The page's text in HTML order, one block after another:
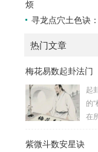
烦
寻龙点穴土色诀
热门文章
梅花易数起卦法门
起
的
在
紫微斗数安星诀